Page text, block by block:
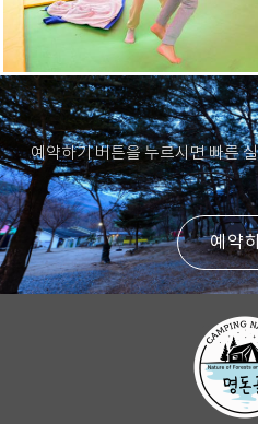
예약하기 버튼을 누르시면 빠른
예약